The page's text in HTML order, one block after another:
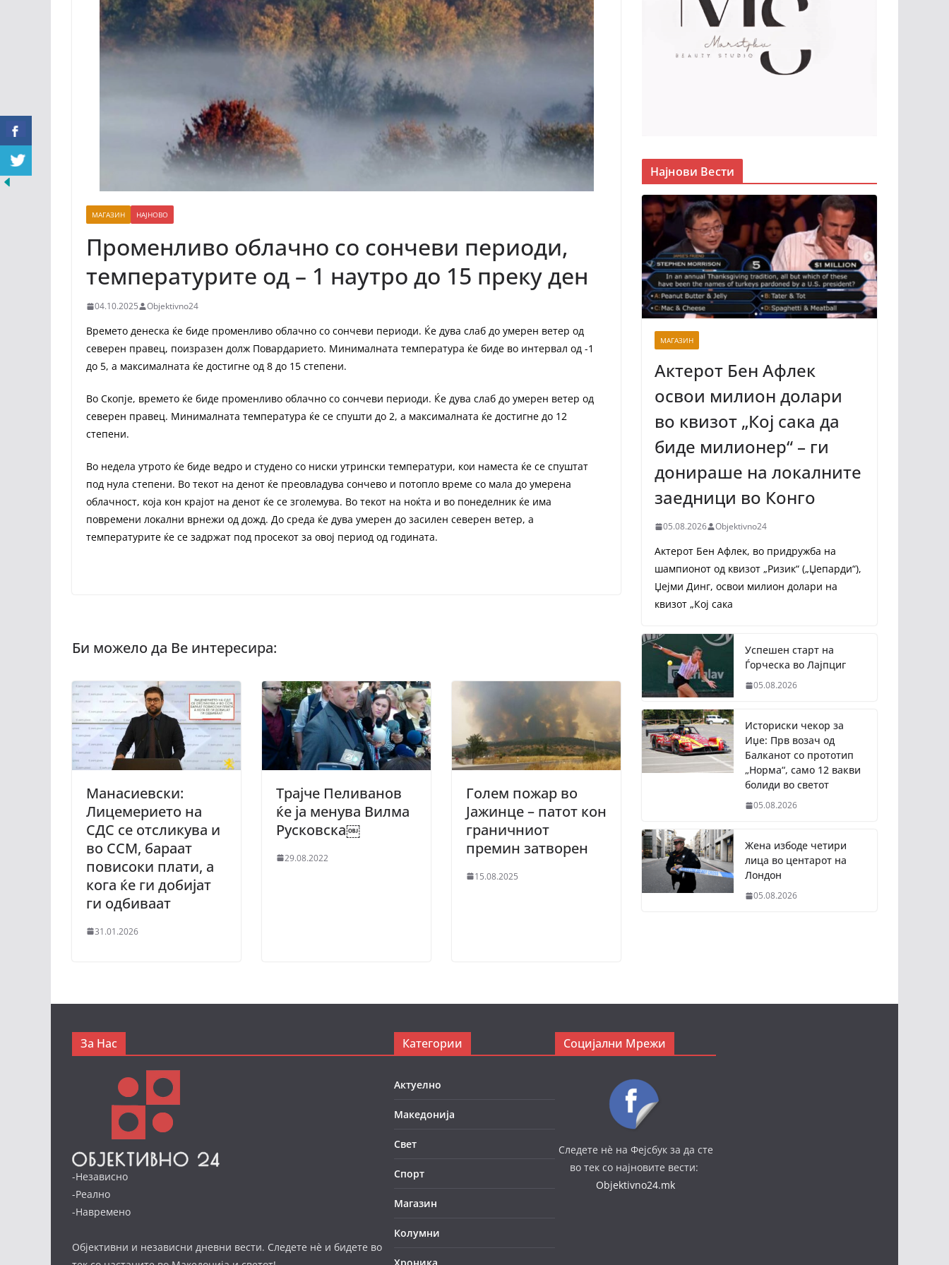
МАГАЗИН НАЈНОВО
Променливо облачно со сончеви периоди,
температурите од – 1 наутро до 15 преку ден
04.10.2025 Objektivno24
Времето денеска ќе биде променливо облачно со сончеви периоди. Ќе дува слаб до умерен ветер од
северен правец, поизразен долж Повардарието. Минималната температура ќе биде во интервал од -1
до 5, а максималната ќе достигне од 8 до 15 степени.
Во Скопје, времето ќе биде променливо облачно со сончеви периоди. Ќе дува слаб до умерен ветер од
северен правец. Минималната температура ќе се спушти до 2, а максималната ќе достигне до 12
степени.
Во недела утрото ќе биде ведро и студено со ниски утрински температури, кои наместа ќе се спуштат
под нула степени. Во текот на денот ќе преовладува сончево и потопло време со мала до умерена
облачност, која кон крајот на денот ќе се зголемува. Во текот на ноќта и во понеделник ќе има
повремени локални врнежи од дожд. До среда ќе дува умерен до засилен северен ветер, а
температурите ќе се задржат под просекот за овој период од годината.
Манасиевски:
Лицемерието на
СДС се отсликува и
во ССМ, бараат
повисоки плати, а
кога ќе ги добијат
ги одбиваат
31.01.2026
Трајче Пеливанов
ќе ја менува Вилма
Русковска￼
29.08.2022
Голем пожар во
Јажинце – патот кон
граничниот
премин затворен
15.08.2025
Најнови Вести
МАГАЗИН
Актерот Бен Афлек
освои милион долари
во квизот „Кој сака да
биде милионер“ – ги
донираше на локалните
заедници во Конго
05.08.2026 Objektivno24
Актерот Бен Афлек, во придружба на
шампионот од квизот „Ризик“ („Џепарди“),
Џејми Динг, освои милион долари на
квизот „Кој сака
Успешен старт на
Ѓорческа во Лајпциг
05.08.2026
Историски чекор за
Иџе: Прв возач од
Балканот со прототип
„Норма“, само 12 вакви
болиди во светот
05.08.2026
Жена избоде четири
лица во центарот на
Лондон
05.08.2026
За Нас
-Независно
-Реално
-Навремено
Објективни и независни дневни вести. Следете нè и бидете во
Категории
Актуелно
Македонија
Свет
Спорт
Магазин
Колумни
Хроника
Социјални Мрежи
Следете нè на Фејсбук за да сте
во тек со најновите вести:
Objektivno24.mk